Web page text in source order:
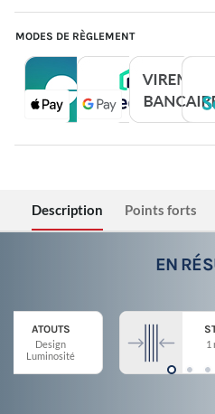
MODES DE RÈGLEMENT
Description Points forts
EN
ATOUTS
Design
Luminosité
1